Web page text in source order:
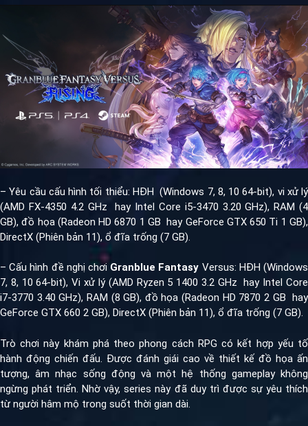
– Yêu cầu cấu hình tối thiểu: HĐH (Windows 7, 8, 10 64-bit), vi xử lý
(AMD FX-4350 4.2 GHz hay Intel Core i5-3470 3.20 GHz), RAM (4
GB), đồ họa (Radeon HD 6870 1 GB hay GeForce GTX 650 Ti 1 GB),
DirectX (Phiên bản 11), ổ đĩa trống (7 GB).
– Cấu hình đề nghị chơi Granblue Fantasy Versus: HĐH (Windows
7, 8, 10 64-bit), Vi xử lý (AMD Ryzen 5 1400 3.2 GHz hay Intel Core
i7-3770 3.40 GHz), RAM (8 GB), đồ họa (Radeon HD 7870 2 GB hay
GeForce GTX 660 2 GB), DirectX (Phiên bản 11), ổ đĩa trống (7 GB).
Trò chơi này khám phá theo phong cách RPG có kết hợp yếu tố
hành động chiến đấu. Được đánh giái cao về thiết kế đồ họa ấn
tượng, âm nhạc sống động và một hệ thống gameplay không
ngừng phát triển. Nhờ vậy, series này đã duy trì được sự yêu thích
từ người hâm mộ trong suốt thời gian dài.